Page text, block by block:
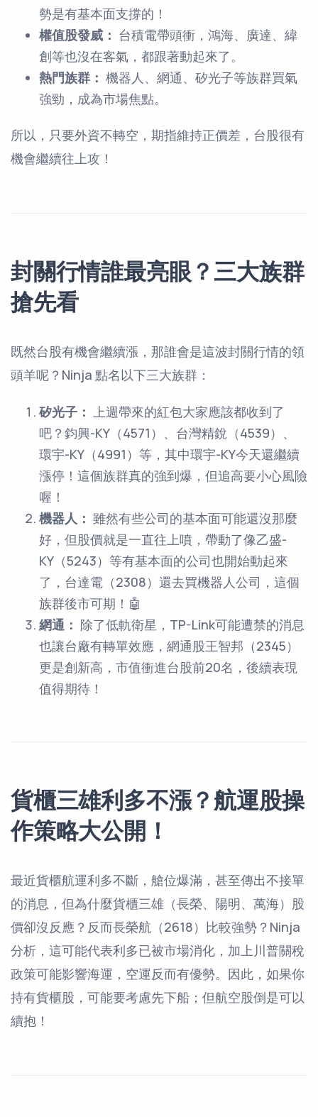
勢是有基本面支撐的！
權值股發威： 台積電帶頭衝，鴻海、廣達、緯
創等也沒在客氣，都跟著動起來了。
熱門族群： 機器人、網通、矽光子等族群買氣
強勁，成為市場焦點。
所以，只要外資不轉空，期指維持正價差，台股很有
機會繼續往上攻！
封關行情誰最亮眼？三大族群
搶先看
既然台股有機會繼續漲，那誰會是這波封關行情的領
頭羊呢？Ninja 點名以下三大族群：
矽光子： 上週帶來的紅包大家應該都收到了
吧？鈞興-KY（4571）、台灣精銳（4539）、
環宇-KY（4991）等，其中環宇-KY今天還繼續
漲停！這個族群真的強到爆，但追高要小心風險
喔！
機器人： 雖然有些公司的基本面可能還沒那麼
好，但股價就是一直往上噴，帶動了像乙盛-
KY（5243）等有基本面的公司也開始動起來
了，台達電（2308）還去買機器人公司，這個
族群後市可期！🤖
網通： 除了低軌衛星，TP-Link可能遭禁的消息
也讓台廠有轉單效應，網通股王智邦（2345）
更是創新高，市值衝進台股前20名，後續表現
值得期待！
貨櫃三雄利多不漲？航運股操
作策略大公開！
最近貨櫃航運利多不斷，艙位爆滿，甚至傳出不接單
的消息，但為什麼貨櫃三雄（長榮、陽明、萬海）股
價卻沒反應？反而長榮航（2618）比較強勢？Ninja
分析，這可能代表利多已被市場消化，加上川普關稅
政策可能影響海運，空運反而有優勢。因此，如果你
持有貨櫃股，可能要考慮先下船；但航空股倒是可以
續抱！